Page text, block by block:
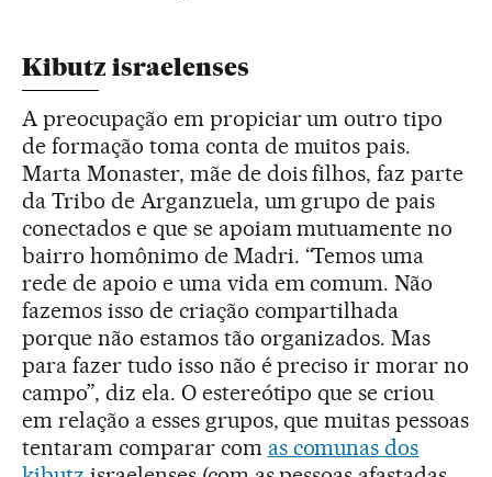
Kibutz israelenses
A preocupação em propiciar um outro tipo
de formação toma conta de muitos pais.
Marta Monaster, mãe de dois filhos, faz parte
da Tribo de Arganzuela, um grupo de pais
conectados e que se apoiam mutuamente no
bairro homônimo de Madri. “Temos uma
rede de apoio e uma vida em comum. Não
fazemos isso de criação compartilhada
porque não estamos tão organizados. Mas
para fazer tudo isso não é preciso ir morar no
campo”, diz ela. O estereótipo que se criou
em relação a esses grupos, que muitas pessoas
tentaram comparar com as comunas dos